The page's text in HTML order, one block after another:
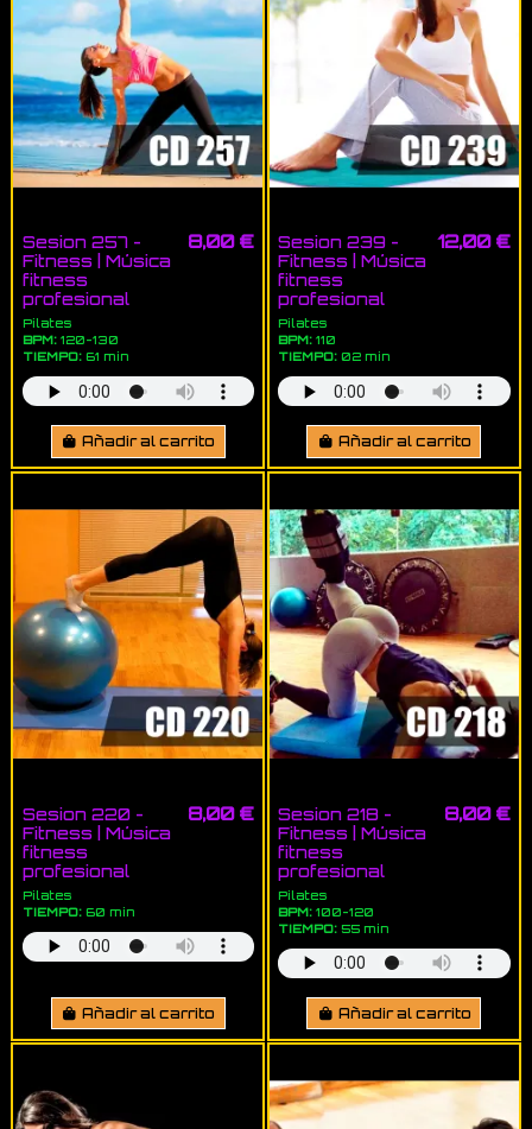
Sesion 257 -
Fitness | Música
fitness
profesional
Pilates
BPM:120-130
TIEMPO:61 min
8,00 €
Añadir al carrito
Sesion 239 -
Fitness | Música
fitness
profesional
Pilates
BPM: 110
TIEMPO: 02 min
12,00 €
Añadir al carrito
Sesion 220 -
Fitness | Música
fitness
profesional
Pilates
TIEMPO:60 min
8,00 €
Añadir al carrito
Sesion 218 -
Fitness | Música
fitness
profesional
Pilates
BPM: 100-120
TIEMPO: 55 min
8,00 €
Añadir al carrito